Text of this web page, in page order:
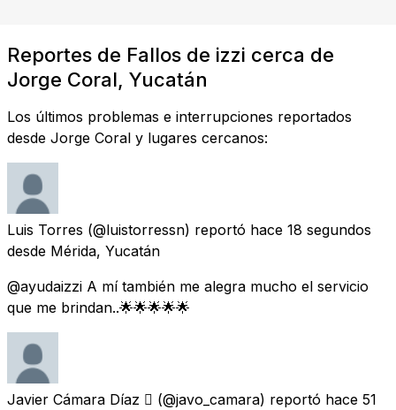
Reportes de Fallos de izzi cerca de
Jorge Coral, Yucatán
Los últimos problemas e interrupciones reportados
desde Jorge Coral y lugares cercanos:
Luis Torres (@luistorressn) reportó hace 18 segundos
desde Mérida, Yucatán
@ayudaizzi A mí también me alegra mucho el servicio
que me brindan..🌟🌟🌟🌟🌟
Javier Cámara Díaz  (@javo_camara) reportó hace 51